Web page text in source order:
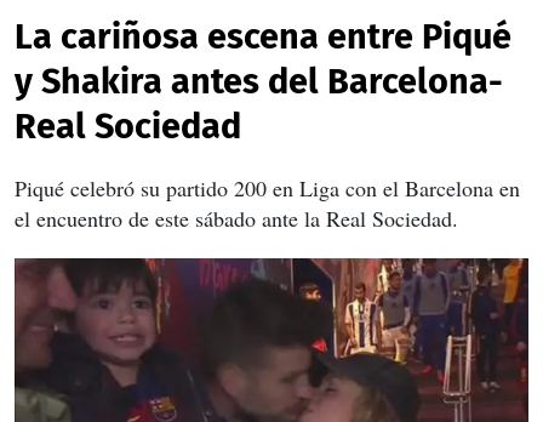
La cariñosa escena entre Piqué
y Shakira antes del Barcelona-
Real Sociedad
Piqué celebró su partido 200 en Liga con el Barcelona en
el encuentro de este sábado ante la Real Sociedad.